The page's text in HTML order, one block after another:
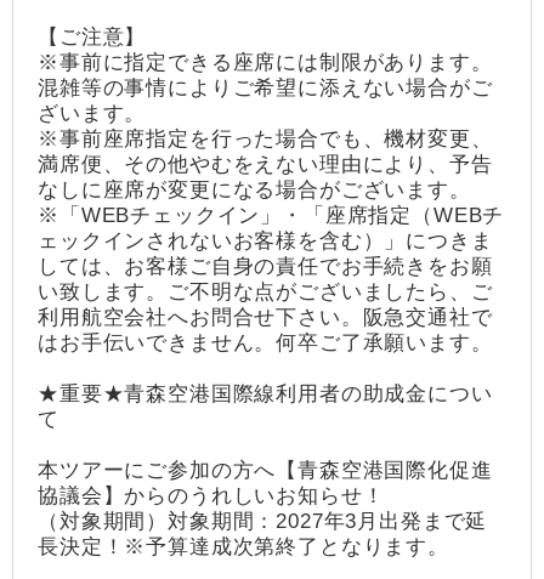
【ご注意】
※事前に指定できる座席には制限があります。
混雑等の事情によりご希望に添えない場合がご
ざいます。
※事前座席指定を行った場合でも、機材変更、
満席便、その他やむをえない理由により、予告
なしに座席が変更になる場合がございます。
※「WEBチェックイン」・「座席指定（WEBチ
ェックインされないお客様を含む）」につきま
しては、お客様ご自身の責任でお手続きをお願
い致します。ご不明な点がございましたら、ご
利用航空会社へお問合せ下さい。阪急交通社で
はお手伝いできません。何卒ご了承願います。
★重要★青森空港国際線利用者の助成金につい
て
本ツアーにご参加の方へ【青森空港国際化促進
協議会】からのうれしいお知らせ！
（対象期間）対象期間：2027年3月出発まで延
長決定！※予算達成次第終了となります。